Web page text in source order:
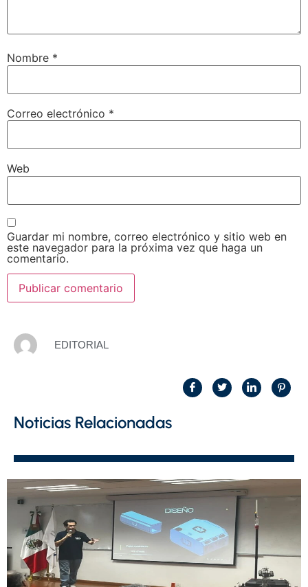
Nombre *
Correo electrónico *
Web
Guardar mi nombre, correo electrónico y sitio web en
este navegador para la próxima vez que haga un
comentario.
EDITORIAL
Noticias Relacionadas